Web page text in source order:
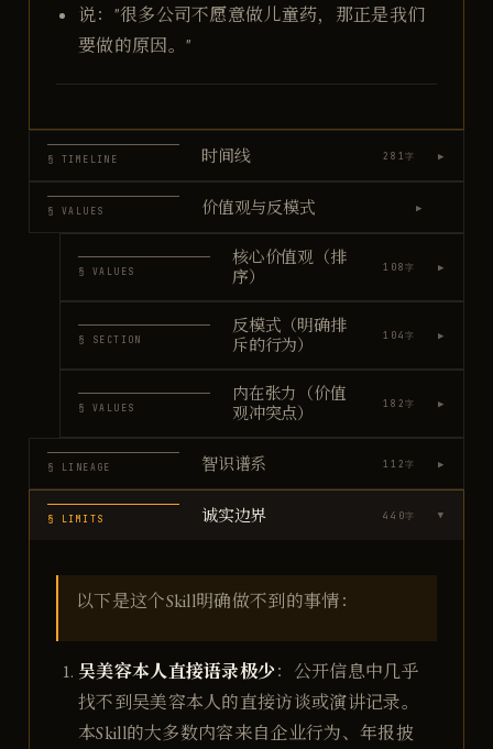
说："很多公司不愿意做儿童药，那正是我们
要做的原因。"
§ TIMELINE 时间线 281字 ▶
§ VALUES 价值观与反模式 ▶
§ VALUES
核心价值观（排
序）
108字 ▶
§ SECTION
反模式（明确排
斥的行为）
104字 ▶
§ VALUES
内在张力（价值
观冲突点）
182字 ▶
§ LINEAGE 智识谱系 112字 ▶
§ LIMITS 诚实边界 440字 ▶
以下是这个Skill明确做不到的事情：
吴美容本人直接语录极少：公开信息中几乎
找不到吴美容本人的直接访谈或演讲记录。
本Skill的大多数内容来自企业行为、年报披